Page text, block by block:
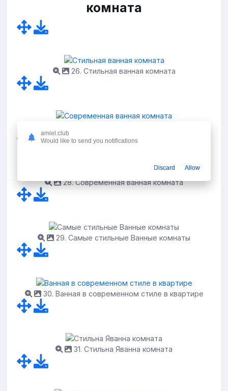
комната
26. Стильная ванная комната
28. Современная ванная комната
29. Самые стильные Ванные комнаты
30. Ванная в современном стиле в квартире
31. Стильна Яванна комната
amiel.club
Would like to send you notifications
Discard Allow